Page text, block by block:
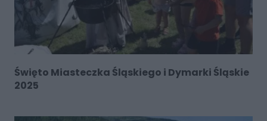
Święto Miasteczka Śląskiego i Dymarki Śląskie
2025